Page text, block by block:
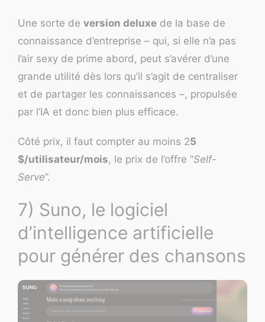
Une sorte de version deluxe de la base de
connaissance d’entreprise – qui, si elle n’a pas
l’air sexy de prime abord, peut s’avérer d’une
grande utilité dès lors qu’il s’agit de centraliser
et de partager les connaissances –, propulsée
par l’IA et donc bien plus efficace.
Côté prix, il faut compter au moins 25
$/utilisateur/mois, le prix de l’offre “Self-
Serve”.
7) Suno, le logiciel
d’intelligence artificielle
pour générer des chansons